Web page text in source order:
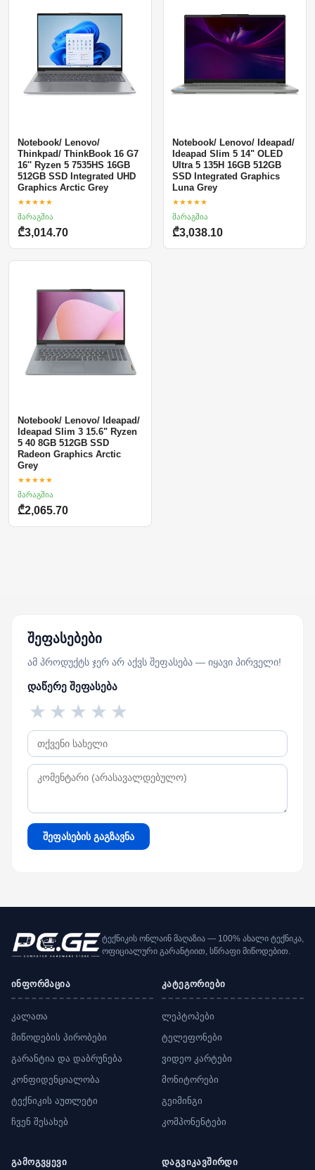
Notebook/ Lenovo/
Thinkpad/ ThinkBook 16 G7
16'' Ryzen 5 7535HS 16GB
512GB SSD Integrated UHD
Graphics Arctic Grey
★★★★★
მარაგშია
₾3,014.70
Notebook/ Lenovo/ Ideapad/
Ideapad Slim 5 14" OLED
Ultra 5 135H 16GB 512GB
SSD Integrated Graphics
Luna Grey
★★★★★
მარაგშია
₾3,038.10
Notebook/ Lenovo/ Ideapad/
Ideapad Slim 3 15.6" Ryzen
5 40 8GB 512GB SSD
Radeon Graphics Arctic
Grey
★★★★★
მარაგშია
₾2,065.70
შეფასებები
ამ პროდუქტს ჯერ არ აქვს შეფასება — იყავი პირველი!
დაწერე შეფასება
★
★
★
★
★
შეფასების გაგზავნა
ტექნიკის ონლაინ მაღაზია — 100% ახალი ტექნიკა,
ოფიციალური გარანტიით, სწრაფი მიწოდებით.
ინფორმაცია
კალათა
მიწოდების პირობები
გარანტია და დაბრუნება
კონფიდენციალობა
ტექნიკის აუთლეტი
ჩვენ შესახებ
კატეგორიები
ლეპტოპები
ტელეფონები
ვიდეო კარტები
მონიტორები
გეიმინგი
კომპონენტები
გამოგვყევი დაგვიკავშირდი